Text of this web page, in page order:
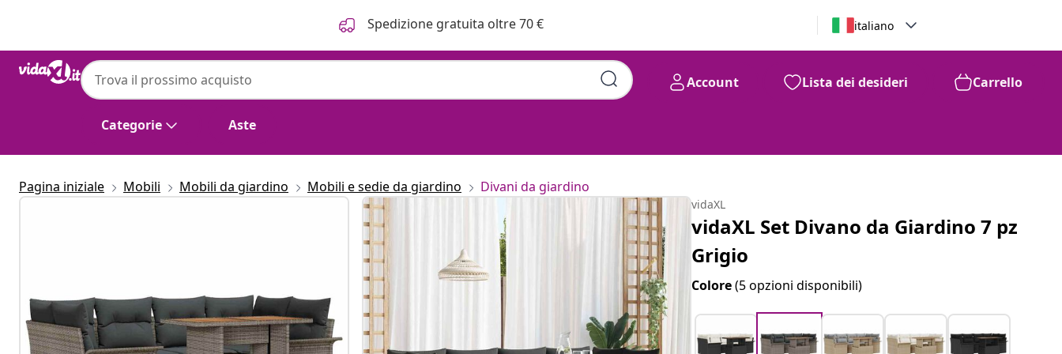
Spedizione gratuita oltre 70 € italiano
Categorie Aste
Account Lista dei desideri Carrello
Pagina iniziale Mobili Mobili da giardino Mobili e sedie da giardino Divani da giardino
vidaXL
vidaXL Set Divano da Giardino 7 pz
Grigio
Colore(5 opzioni disponibili)